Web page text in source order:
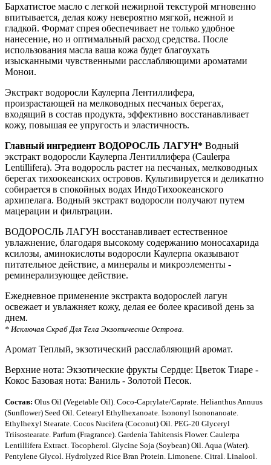
Бархатистое масло с легкой нежирной текстурой мгновенно
впитывается, делая кожу невероятно мягкой, нежной и
гладкой. Формат спрея обеспечивает не только удобное
нанесение, но и оптимальный расход средства. После
использования масла ваша кожа будет благоухать
изысканными чувственными расслабляющими ароматами
Монои.
Экстракт водоросли Каулерпа Лентиллифера,
произрастающей на мелководных песчаных берегах,
входящий в состав продукта, эффективно восстанавливает
кожу, повышая ее упругость и эластичность.
Главный ингредиент ВОДОРОСЛЬ ЛАГУН* Водный
экстракт водоросли Каулерпа Лентиллифера (Caulerpa
Lentillifera). Эта водоросль растет на песчаных, мелководных
берегах тихоокеанских островов. Культивируется и деликатно
собирается в спокойных водах ИндоТихоокеанского
архипелага. Водный экстракт водоросли получают путем
мацерации и фильтрации.
ВОДОРОСЛЬ ЛАГУН восстанавливает естественное
увлажнение, благодаря высокому содержанию моносахарида
ксилозы, аминокислоты водоросли Каулерпа оказывают
питательное действие, а минералы и микроэлементы -
реминерализующее действие.
Ежедневное применение экстракта водорослей лагун
освежает и увлажняет кожу, делая ее более красивой день за
днем.
* Исключая Скраб Для Тела Экзотические Острова.
Аромат Теплый, экзотический расслабляющий аромат.
Верхние нота: Экзотические фрукты Сердце: Цветок Тиаре -
Кокос Базовая нота: Ваниль - Золотой Песок.
Состав: Olus Oil (Vegetable Oil). Coco-Caprylate/Caprate. Helianthus Annuus
(Sunflower) Seed Oil. Cetearyl Ethylhexanoate. Isononyl Isononanoate.
Ethylhexyl Stearate. Cocos Nucifera (Coconut) Oil. PEG-20 Glyceryl
Triisostearate. Parfum (Fragrance). Gardenia Tahitensis Flower. Caulerpa
Lentillifera Extract. Tocopherol. Glycine Soja (Soybean) Oil. Aqua (Water).
Pentylene Glycol. Hydrolyzed Rice Bran Protein. Limonene. Citral. Linalool.